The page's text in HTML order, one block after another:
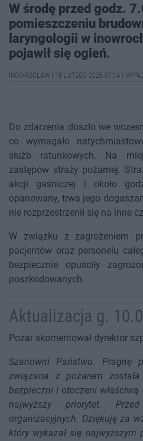
W środę przed godz.
pomieszczeniu
laryngologii w
pojawił się ogień.
INOWROCŁAW 18 LUTEGO 2026 07:14
Do zdarzenia doszło we
co wymagało
służb ratunkowych. Na
zastępów straży pożarnej.
akcji gaśniczej i około
opanowany, trwa jego
nie rozprzestrzenił się na inne
W związku z zagrożeniem
pacjentów oraz personelu
bezpiecznie opuściły
poszkodowanych.
Aktualizacja g.
Pożar skomentował dyrektor
Szanowni Państwo. Pragnę
związana z pożarem
bezpieczni i otoczeni
najwyższy priorytet.
organizacyjnych. Dziękuję za
który wykazał się najwyższym